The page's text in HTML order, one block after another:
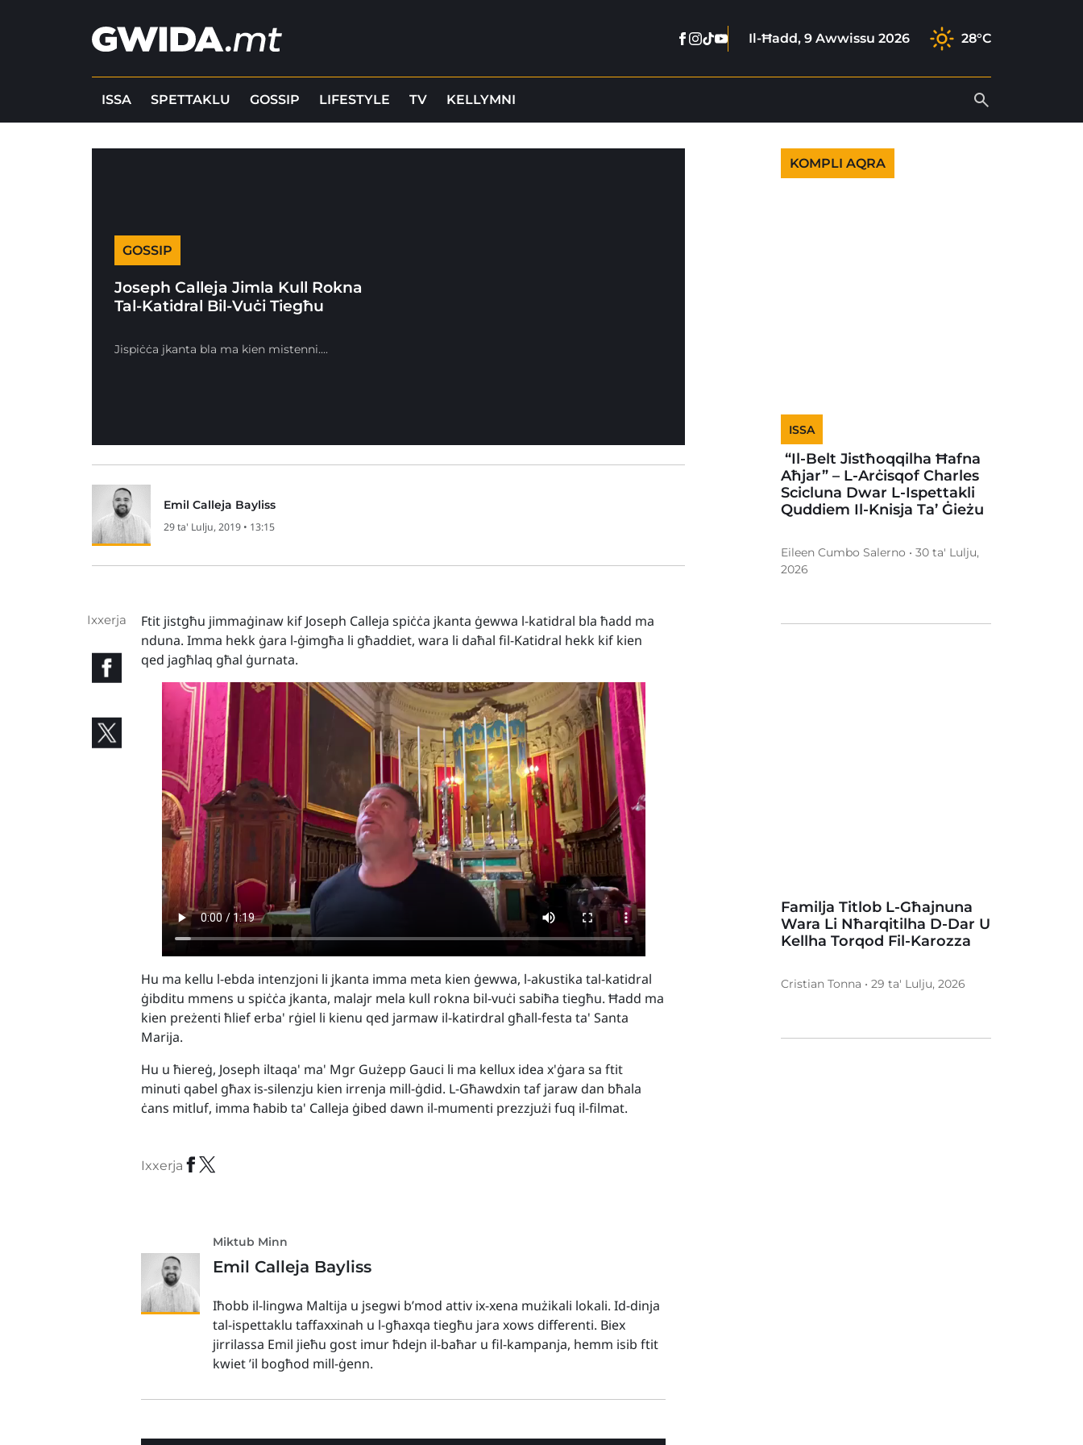
Facebook
Instagram
Tiktok
YoutubeIl-Ħadd, 9 Awwissu 2026 28°C
ISSA SPETTAKLU GOSSIP LIFESTYLE TV KELLYMNI
GOSSIP
Joseph Calleja Jimla Kull Rokna
Tal-Katidral Bil-Vuċi Tiegħu
Jispiċċa jkanta bla ma kien mistenni....
Emil Calleja Bayliss
29 ta' Lulju, 2019 • 13:15
Ixxerja
Ftit jistgħu jimmaġinaw kif Joseph Calleja spiċċa jkanta ġewwa l-katidral bla ħadd ma
nduna. Imma hekk ġara l-ġimgħa li għaddiet, wara li daħal fil-Katidral hekk kif kien
qed jagħlaq għal ġurnata.
Hu ma kellu l-ebda intenzjoni li jkanta imma meta kien ġewwa, l-akustika tal-katidral
ġibditu mmens u spiċċa jkanta, malajr mela kull rokna bil-vuċi sabiħa tiegħu. Ħadd ma
kien preżenti ħlief erba' rġiel li kienu qed jarmaw il-katirdral għall-festa ta' Santa
Marija.
Hu u ħiereġ, Joseph iltaqa' ma' Mgr Gużepp Gauci li ma kellux idea x'ġara sa ftit
minuti qabel għax is-silenzju kien irrenja mill-ġdid. L-Għawdxin taf jaraw dan bħala
ċans mitluf, imma ħabib ta' Calleja ġibed dawn il-mumenti prezzjużi fuq il-filmat.
Ixxerja
Miktub Minn
Emil Calleja Bayliss
Iħobb il-lingwa Maltija u jsegwi b’mod attiv ix-xena mużikali lokali. Id-dinja
tal-ispettaklu taffaxxinah u l-għaxqa tiegħu jara xows differenti. Biex
jirrilassa Emil jieħu gost imur ħdejn il-baħar u fil-kampanja, hemm isib ftit
kwiet ’il bogħod mill-ġenn.
KOMPLI AQRA
ISSA
“Il-Belt Jistħoqqilha Ħafna
Aħjar” – L-Arċisqof Charles
Scicluna Dwar L-Ispettakli
Quddiem Il-Knisja Ta’ Ġieżu
Eileen Cumbo Salerno • 30 ta' Lulju,
2026
Familja Titlob L-Għajnuna
Wara Li Nħarqitilha D-Dar U
Kellha Torqod Fil-Karozza
Cristian Tonna • 29 ta' Lulju, 2026